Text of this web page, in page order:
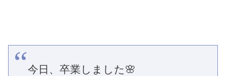
今日、卒業しました🌸